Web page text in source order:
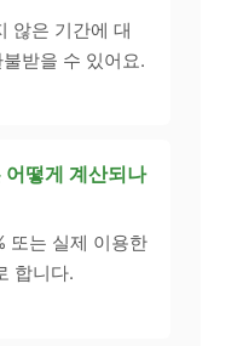
않은 기간에 대
받을 수 있어요.
어떻게 계산되나
또는 실제 이용한
합니다.